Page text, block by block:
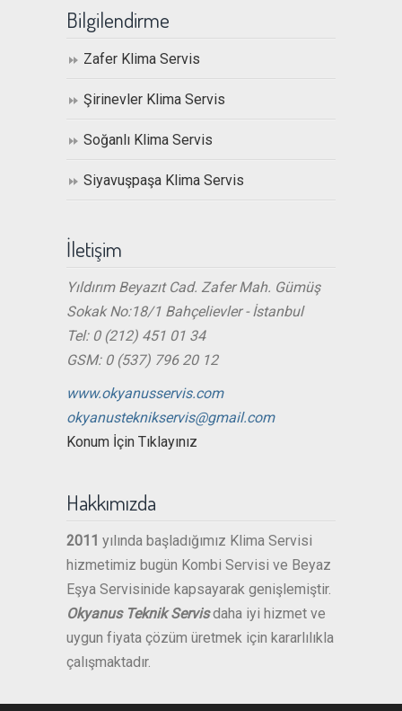
Bilgilendirme
Zafer Klima Servis
Şirinevler Klima Servis
Soğanlı Klima Servis
Siyavuşpaşa Klima Servis
İletişim
Yıldırım Beyazıt Cad. Zafer Mah. Gümüş
Sokak No:18/1 Bahçelievler - İstanbul
Tel: 0 (212) 451 01 34
GSM: 0 (537) 796 20 12
www.okyanusservis.com
okyanusteknikservis@gmail.com
Konum İçin Tıklayınız
Hakkımızda
2011 yılında başladığımız Klima Servisi
hizmetimiz bugün Kombi Servisi ve Beyaz
Eşya Servisinide kapsayarak genişlemiştir.
Okyanus Teknik Servisdaha iyi hizmet ve
uygun fiyata çözüm üretmek için kararlılıkla
çalışmaktadır.